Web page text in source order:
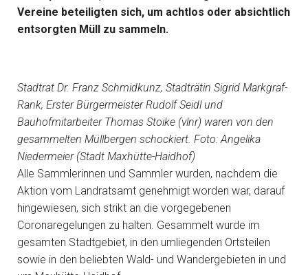
Vereine beteiligten sich, um achtlos oder absichtlich
entsorgten Müll zu sammeln.
Stadtrat Dr. Franz Schmidkunz, Stadträtin Sigrid Markgraf-
Rank, Erster Bürgermeister Rudolf Seidl und
Bauhofmitarbeiter Thomas Stoike (vlnr) waren von den
gesammelten Müllbergen schockiert. Foto: Angelika
Niedermeier (Stadt Maxhütte-Haidhof)
Alle Sammlerinnen und Sammler wurden, nachdem die
Aktion vom Landratsamt genehmigt worden war, darauf
hingewiesen, sich strikt an die vorgegebenen
Coronaregelungen zu halten. Gesammelt wurde im
gesamten Stadtgebiet, in den umliegenden Ortsteilen
sowie in den beliebten Wald- und Wandergebieten in und